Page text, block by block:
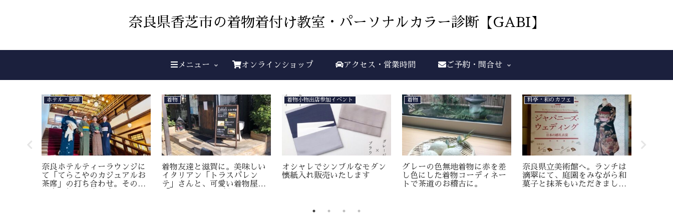
奈良県香芝市の着物着付け教室・パーソナルカラー診断【GABI】
メニュー オンラインショップ アクセス・営業時間 ご予約・問合せ
ホテル・旅館
奈良ホテルティーラウンジに
て「てらこやのカジュアルお
茶席」の打ち合わせ。その後
着物
着物友達と滋賀に。美味しい
イタリアン「トラスパレン
テ」さんと、可愛い着物屋
着物小物出店参加イベント
オシャレでシンプルなモダン
懐紙入れ販売いたします
着物
グレーの色無地着物に赤を差
し色にした着物コーディネー
トで茶道のお稽古に。
料亭・和のカフェ
奈良県立美術館へ。ランチは
滴翠にて、庭園をみながら和
菓子と抹茶もいただきまし